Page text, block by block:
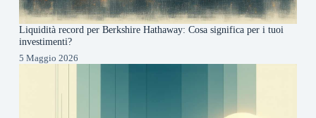
Liquidità record per Berkshire Hathaway: Cosa significa per i tuoi
investimenti?
5 Maggio 2026